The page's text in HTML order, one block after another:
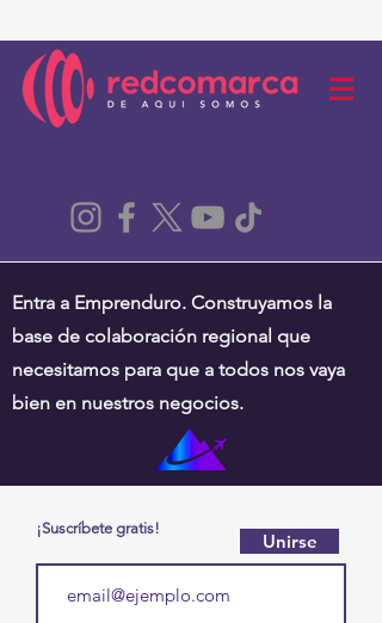
Entra a Emprenduro. Construyamos la
base de colaboración regional que
necesitamos para que a todos nos vaya
bien en nuestros negocios.
¡Suscríbete gratis!
Unirse